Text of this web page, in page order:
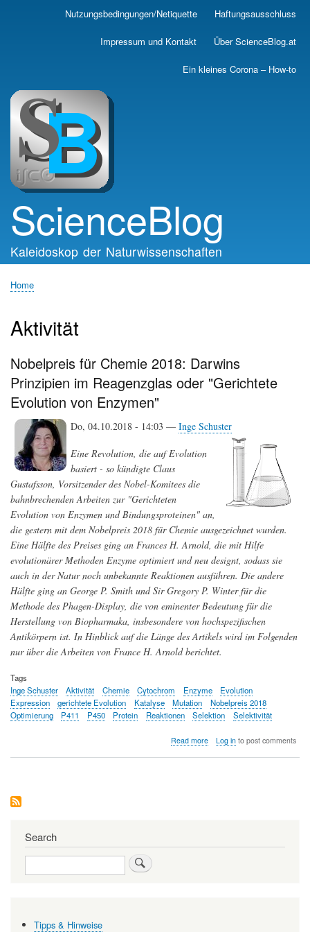
Skip
main
Nutzungsbedingungen/Netiquette Haftungsausschluss
Impressum und Kontakt Über ScienceBlog.at
Ein kleines Corona – How-to
ScienceBlog
Kaleidoskop der Naturwissenschaften
Home
Aktivität
Nobelpreis für Chemie 2018: Darwins
Prinzipien im Reagenzglas oder "Gerichtete
Evolution von Enzymen"
Do, 04.10.2018 - 14:03 — Inge Schuster
Eine Revolution, die auf Evolution
basiert - so kündigte Claus
Gustafsson, Vorsitzender des Nobel-Komitees die
bahnbrechenden Arbeiten zur "Gerichteten
Evolution von Enzymen und Bindungsproteinen" an,
die gestern mit dem Nobelpreis 2018 für Chemie ausgezeichnet wurden.
Eine Hälfte des Preises ging an Frances H. Arnold, die mit Hilfe
evolutionärer Methoden Enzyme optimiert und neu designt, sodass sie
auch in der Natur noch unbekannte Reaktionen ausführen. Die andere
Hälfte ging an George P. Smith und Sir Gregory P. Winter für die
Methode des Phagen-Display, die von eminenter Bedeutung für die
Herstellung von Biopharmaka, insbesondere von hochspezifischen
Antikörpern ist. In Hinblick auf die Länge des Artikels wird im Folgenden
nur über die Arbeiten von France H. Arnold berichtet.
Tags
Inge Schuster
Aktivität Chemie Cytochrom Enzyme
Evolution
Expression
gerichtete Evolution Katalyse Mutation
Nobelpreis 2018
Optimierung
P411 P450 Protein Reaktionen Selektion Selektivität
Read moreabout
oder
Log into post comments
Search
Search
Tipps & Hinweise